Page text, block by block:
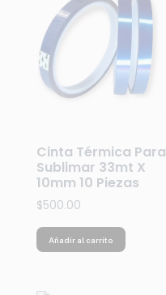
Cinta Térmica Para
Sublimar 33mt X
10mm 10 Piezas
$500.00
Añadir al carrito